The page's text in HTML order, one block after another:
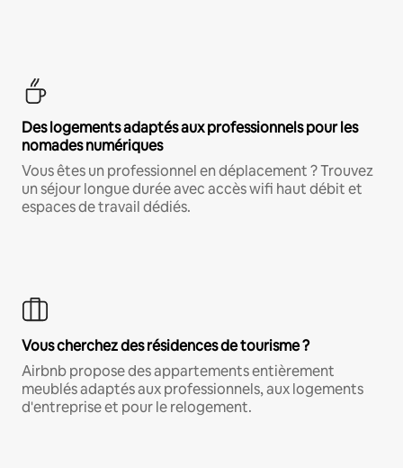
Des logements adaptés aux professionnels pour les
nomades numériques
Vous êtes un professionnel en déplacement ? Trouvez
un séjour longue durée avec accès wifi haut débit et
espaces de travail dédiés.
Vous cherchez des résidences de tourisme ?
Airbnb propose des appartements entièrement
meublés adaptés aux professionnels, aux logements
d'entreprise et pour le relogement.